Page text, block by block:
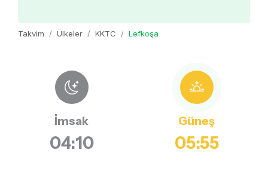
Takvim Ülkeler KKTC Lefkoşa
İmsak
04:10
Güneş
05:55